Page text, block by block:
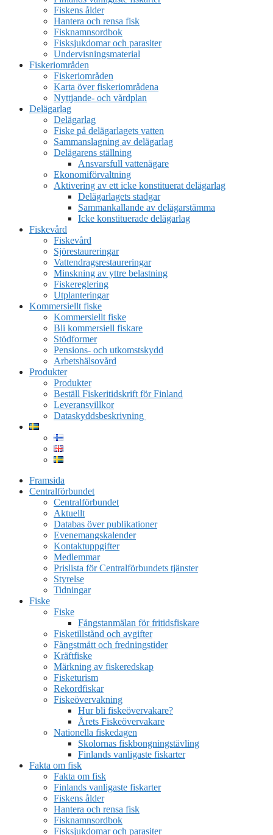
Fiskens ålder
Hantera och rensa fisk
Fisknamnsordbok
Fisksjukdomar och parasiter
Undervisningsmaterial
Fiskeriområden
Fiskeriområden
Karta över fiskeriområdena
Nyttjande- och vårdplan
Delägarlag
Delägarlag
Fiske på delägarlagets vatten
Sammanslagning av delägarlag
Delägarens ställning
Ansvarsfull vattenägare
Ekonomiförvaltning
Aktivering av ett icke konstituerat delägarlag
Delägarlagets stadgar
Sammankallande av delägarstämma
Icke konstituerade delägarlag
Fiskevård
Fiskevård
Sjörestaureringar
Vattendragsrestaureringar
Minskning av yttre belastning
Fiskereglering
Utplanteringar
Kommersiellt fiske
Kommersiellt fiske
Bli kommersiell fiskare
Stödformer
Pensions- och utkomstskydd
Arbetshälsovård
Produkter
Produkter
Beställ Fiskeritidskrift för Finland
Leveransvillkor
Dataskyddsbeskrivning
Framsida
Centralförbundet
Centralförbundet
Aktuellt
Databas över publikationer
Evenemangskalender
Kontaktuppgifter
Medlemmar
Prislista för Centralförbundets tjänster
Styrelse
Tidningar
Fiske
Fiske
Fångstanmälan för fritidsfiskare
Fisketillstånd och avgifter
Fångstmått och fredningstider
Kräftfiske
Märkning av fiskeredskap
Fisketurism
Rekordfiskar
Fiskeövervakning
Hur bli fiskeövervakare?
Årets Fiskeövervakare
Nationella fiskedagen
Skolornas fiskbongningstävling
Finlands vanligaste fiskarter
Fakta om fisk
Fakta om fisk
Finlands vanligaste fiskarter
Fiskens ålder
Hantera och rensa fisk
Fisknamnsordbok
Fisksjukdomar och parasiter